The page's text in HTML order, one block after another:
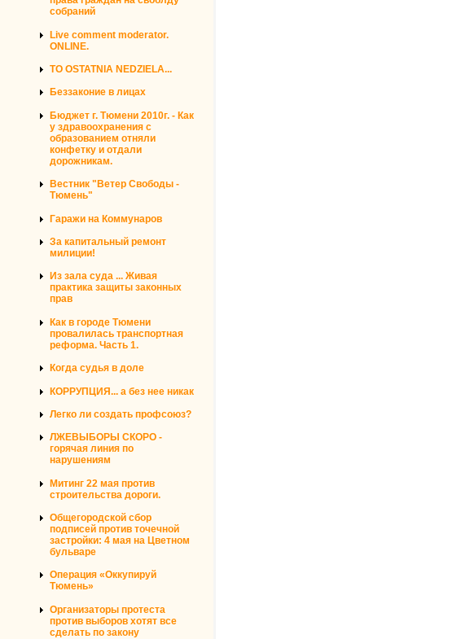
собраний
Live comment moderator.
ONLINE.
TO OSTATNIA NEDZIELA...
Беззаконие в лицах
Бюджет г. Тюмени 2010г. - Как
у здравоохранения с
образованием отняли
конфетку и отдали
дорожникам.
Вестник "Ветер Свободы -
Тюмень"
Гаражи на Коммунаров
За капитальный ремонт
милиции!
Из зала суда ... Живая
практика защиты законных
прав
Как в городе Тюмени
провалилась транспортная
реформа. Часть 1.
Когда судья в доле
КОРРУПЦИЯ... а без нее никак
Легко ли создать профсоюз?
ЛЖЕВЫБОРЫ СКОРО -
горячая линия по
нарушениям
Митинг 22 мая против
строительства дороги.
Общегородской сбор
подписей против точечной
застройки: 4 мая на Цветном
бульваре
Операция «Оккупируй
Тюмень»
Организаторы протеста
против выборов хотят все
сделать по закону